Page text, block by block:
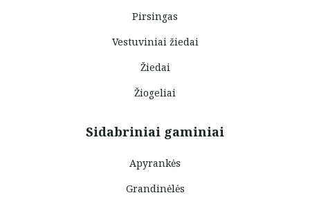
Pirsingas
Vestuviniai žiedai
Žiedai
Žiogeliai
Sidabriniai gaminiai
Apyrankės
Grandinėlės